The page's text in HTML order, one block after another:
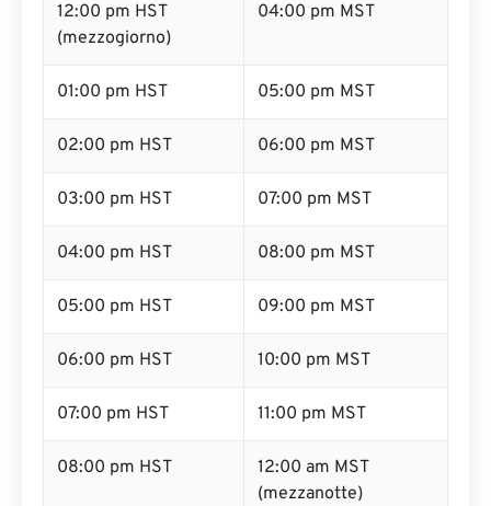
12:00 pm HST
(mezzogiorno)
04:00 pm MST
01:00 pm HST 05:00 pm MST
02:00 pm HST 06:00 pm MST
03:00 pm HST 07:00 pm MST
04:00 pm HST 08:00 pm MST
05:00 pm HST 09:00 pm MST
06:00 pm HST 10:00 pm MST
07:00 pm HST 11:00 pm MST
08:00 pm HST
12:00 am MST
(mezzanotte)